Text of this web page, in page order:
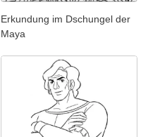
Erkundung im Dschungel der
Maya